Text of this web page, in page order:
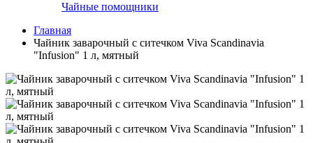
Чайные помощники
Главная
Чайник заварочный с ситечком Viva Scandinavia
"Infusion" 1 л, мятный